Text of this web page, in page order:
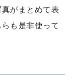
がまとめて表
も是非使って